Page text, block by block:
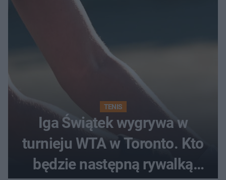
TENIS
Iga Świątek wygrywa w
turnieju WTA w Toronto. Kto
będzie następną rywalką